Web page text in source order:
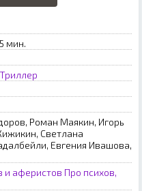
мин.
Триллер
Роман Маякин, Игорь
Светлана
Евгения Ивашова,
и аферистов Про психов,